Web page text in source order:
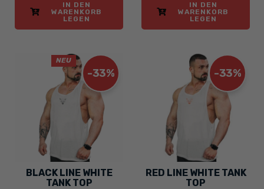
IN DEN
WARENKORB
LEGEN
IN DEN
WARENKORB
LEGEN
-33%
NEU
BLACK LINE WHITE
TANK TOP
-33%
RED LINE WHITE TANK
TOP